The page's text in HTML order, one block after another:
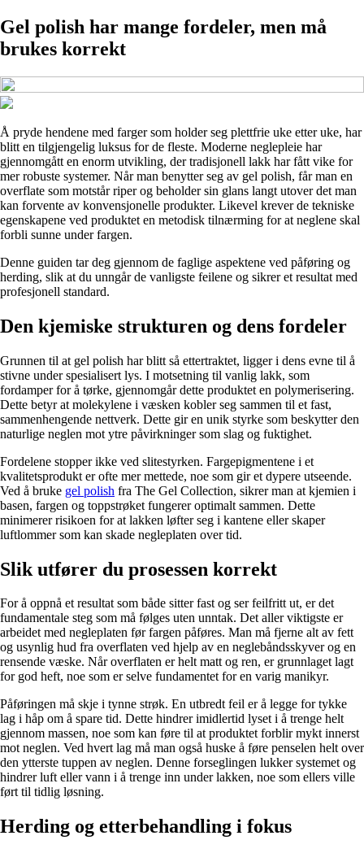
Gel polish har mange fordeler, men må
brukes korrekt
Å pryde hendene med farger som holder seg plettfrie uke etter uke, har
blitt en tilgjengelig luksus for de fleste. Moderne neglepleie har
gjennomgått en enorm utvikling, der tradisjonell lakk har fått vike for
mer robuste systemer. Når man benytter seg av gel polish, får man en
overflate som motstår riper og beholder sin glans langt utover det man
kan forvente av konvensjonelle produkter. Likevel krever de tekniske
egenskapene ved produktet en metodisk tilnærming for at neglene skal
forbli sunne under fargen.
Denne guiden tar deg gjennom de faglige aspektene ved påføring og
herding, slik at du unngår de vanligste feilene og sikrer et resultat med
profesjonell standard.
Den kjemiske strukturen og dens fordeler
Grunnen til at gel polish har blitt så ettertraktet, ligger i dens evne til å
stivne under spesialisert lys. I motsetning til vanlig lakk, som
fordamper for å tørke, gjennomgår dette produktet en polymerisering.
Dette betyr at molekylene i væsken kobler seg sammen til et fast,
sammenhengende nettverk. Dette gir en unik styrke som beskytter den
naturlige neglen mot ytre påvirkninger som slag og fuktighet.
Fordelene stopper ikke ved slitestyrken. Fargepigmentene i et
kvalitetsprodukt er ofte mer mettede, noe som gir et dypere utseende.
Ved å bruke gel polish fra The Gel Collection, sikrer man at kjemien i
basen, fargen og toppstrøket fungerer optimalt sammen. Dette
minimerer risikoen for at lakken løfter seg i kantene eller skaper
luftlommer som kan skade negleplaten over tid.
Slik utfører du prosessen korrekt
For å oppnå et resultat som både sitter fast og ser feilfritt ut, er det
fundamentale steg som må følges uten unntak. Det aller viktigste er
arbeidet med negleplaten før fargen påføres. Man må fjerne alt av fett
og usynlig hud fra overflaten ved hjelp av en neglebåndsskyver og en
rensende væske. Når overflaten er helt matt og ren, er grunnlaget lagt
for god heft, noe som er selve fundamentet for en varig manikyr.
Påføringen må skje i tynne strøk. En utbredt feil er å legge for tykke
lag i håp om å spare tid. Dette hindrer imidlertid lyset i å trenge helt
gjennom massen, noe som kan føre til at produktet forblir mykt innerst
mot neglen. Ved hvert lag må man også huske å føre penselen helt over
den ytterste tuppen av neglen. Denne forseglingen lukker systemet og
hindrer luft eller vann i å trenge inn under lakken, noe som ellers ville
ført til tidlig løsning.
Herding og etterbehandling i fokus